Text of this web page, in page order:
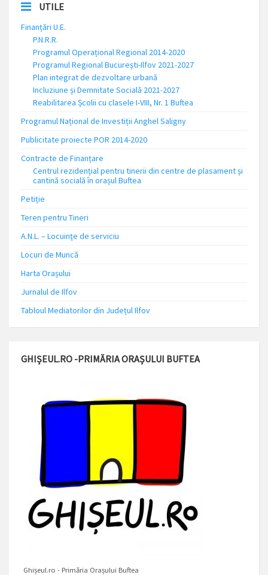
UTILE
Finanțări U.E.
P.N.R.R.
Programul Operațional Regional 2014-2020
Programul Regional București-Ilfov 2021-2027
Plan integrat de dezvoltare urbană
Incluziune și Demnitate Socială 2021-2027
Reabilitarea Școlii cu clasele I-VIII, Nr. 1 Buftea
Programul Național de Investiții Anghel Saligny
Publicitate proiecte POR 2014-2020
Contracte de Finanțare
Centrul rezidențial pentru tinerii din centre de plasament și
cantină socială în orașul Buftea
Petiție
Teren pentru Tineri
A.N.L. – Locuinţe de serviciu
Locuri de Muncă
Harta Orașului
Jurnalul de Ilfov
Tabloul Mediatorilor din Județul Ilfov
GHIȘEUL.RO -PRIMĂRIA ORAȘULUI BUFTEA
Ghișeul.ro - Primăria Orașului Buftea